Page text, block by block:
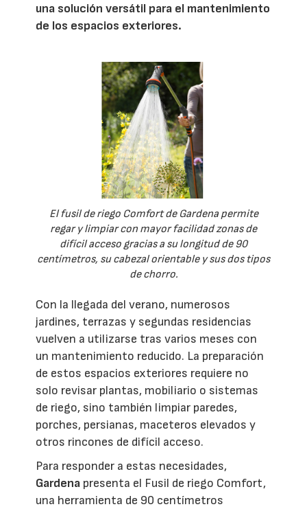
una solución versátil para el mantenimiento
de los espacios exteriores.
El fusil de riego Comfort de Gardena permite
regar y limpiar con mayor facilidad zonas de
difícil acceso gracias a su longitud de 90
centímetros, su cabezal orientable y sus dos tipos
de chorro.
Con la llegada del verano, numerosos
jardines, terrazas y segundas residencias
vuelven a utilizarse tras varios meses con
un mantenimiento reducido. La preparación
de estos espacios exteriores requiere no
solo revisar plantas, mobiliario o sistemas
de riego, sino también limpiar paredes,
porches, persianas, maceteros elevados y
otros rincones de difícil acceso.
Para responder a estas necesidades,
Gardena presenta el Fusil de riego Comfort,
una herramienta de 90 centímetros